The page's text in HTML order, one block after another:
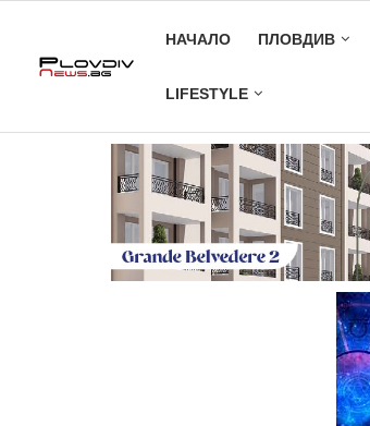
НАЧАЛО ПЛОВДИВ
LIFESTYLE